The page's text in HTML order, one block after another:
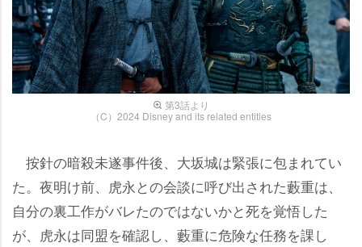
第3話より
（C）2024 Disney and its related entities
按針の暗殺未遂事件後、大坂城は緊張に包まれてい
た。夜明け前、虎永との会談に呼び出された藪重は、
自分の裏工作がバレたのではないかと死を覚悟した
が、虎永は同盟を確認し、藪重に危険な任務を課し